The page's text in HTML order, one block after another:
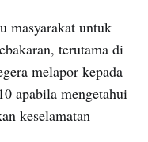
masyarakat untuk
terutama di
melapor kepada
apabila mengetahui
keselamatan